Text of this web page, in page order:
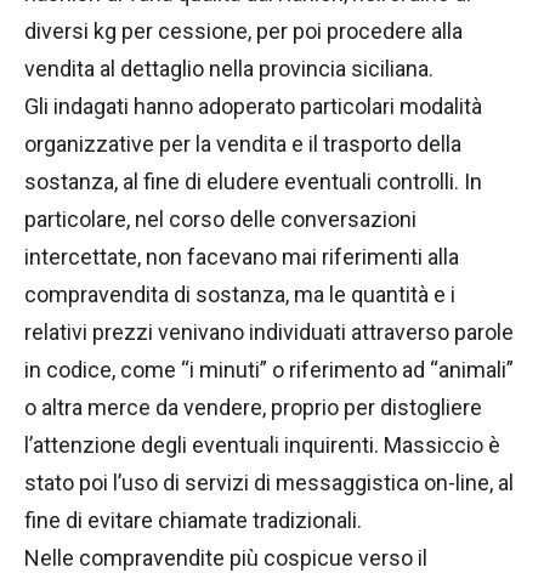
diversi kg per cessione, per poi procedere alla
vendita al dettaglio nella provincia siciliana.
Gli indagati hanno adoperato particolari modalità
organizzative per la vendita e il trasporto della
sostanza, al fine di eludere eventuali controlli. In
particolare, nel corso delle conversazioni
intercettate, non facevano mai riferimenti alla
compravendita di sostanza, ma le quantità e i
relativi prezzi venivano individuati attraverso parole
in codice, come “i minuti” o riferimento ad “animali”
o altra merce da vendere, proprio per distogliere
l’attenzione degli eventuali inquirenti. Massiccio è
stato poi l’uso di servizi di messaggistica on-line, al
fine di evitare chiamate tradizionali.
Nelle compravendite più cospicue verso il